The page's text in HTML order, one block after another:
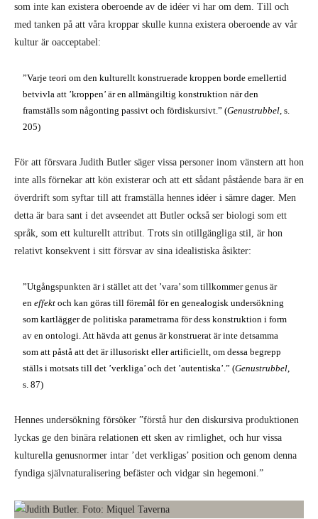
som inte kan existera oberoende av de idéer vi har om dem. Till och
med tanken på att våra kroppar skulle kunna existera oberoende av vår
kultur är oacceptabel:
”Varje teori om den kulturellt konstruerade kroppen borde emellertid
betvivla att ’kroppen’ är en allmängiltig konstruktion när den
framställs som någonting passivt och fördiskursivt.” (Genustrubbel , s.
205)
För att försvara Judith Butler säger vissa personer inom vänstern att hon
inte alls förnekar att kön existerar och att ett sådant påstående bara är en
överdrift som syftar till att framställa hennes idéer i sämre dager. Men
detta är bara sant i det avseendet att Butler också ser biologi som ett
språk, som ett kulturellt attribut. Trots sin otillgängliga stil, är hon
relativt konsekvent i sitt försvar av sina idealistiska åsikter:
”Utgångspunkten är i stället att det ’vara’ som tillkommer genus är
eneffekt och kan göras till föremål för en genealogisk undersökning
som kartlägger de politiska parametrarna för dess konstruktion i form
av en ontologi. Att hävda att genus är konstruerat är inte detsamma
som att påstå att det är illusoriskt eller artificiellt, om dessa begrepp
ställs i motsats till det ’verkliga’ och det ’autentiska’.” (Genustrubbel
s. 87)
Hennes undersökning försöker ”förstå hur den diskursiva produktionen
lyckas ge den binära relationen ett sken av rimlighet, och hur vissa
kulturella genusnormer intar ’det verkligas’ position och genom denna
fyndiga självnaturalisering befäster och vidgar sin hegemoni.”